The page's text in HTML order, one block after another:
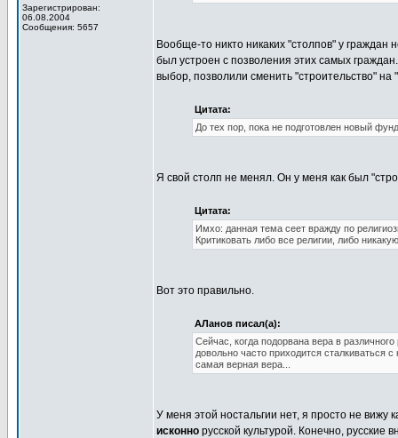
Зарегистрирован:
06.08.2004
Сообщения: 5657
Вообще-то никто никаких "столпов" у
был устроен с позволения этих самых
выбор, позволили сменить "строительство" на
Цитата:
До тех пор, пока не подготовлен новый
Я свой столп не менял. Он у меня как был
Цитата:
Имхо: данная тема сеет вражду по
Критиковать либо все религии, либо
Вот это правильно.
АЛанов писал(а):
Сейчас, когда подорвана вера в
довольно часто приходится сталкиваться
самая верная вера...
У меня этой ностальгии нет, я просто не вижу
исконно русской культурой. Конечно, русские